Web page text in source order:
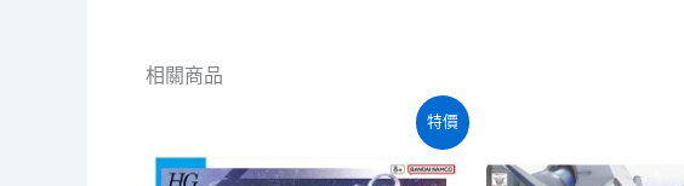
相關商品
特價